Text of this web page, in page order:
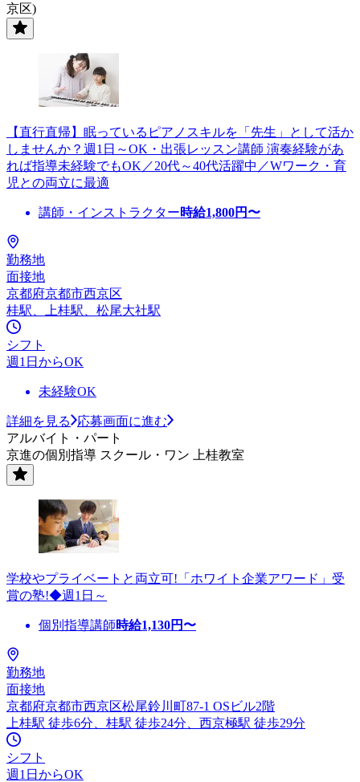
京区)
【直行直帰】眠っているピアノスキルを「先生」として活か
しませんか？週1日～OK・出張レッスン講師 演奏経験があ
れば指導未経験でもOK／20代～40代活躍中／Wワーク・育
児との両立に最適
講師・インストラクター時給1,800円〜
勤務地
面接地
京都府京都市西京区
桂駅、上桂駅、松尾大社駅
シフト
週1日からOK
未経験OK
詳細を見る
応募画面に進む
アルバイト・パート
京進の個別指導 スクール・ワン 上桂教室
学校やプライベートと両立可!「ホワイト企業アワード」受
賞の塾!◆週1日～
個別指導講師時給1,130円〜
勤務地
面接地
京都府京都市西京区松尾鈴川町87-1 OSビル2階
上桂駅 徒歩6分、桂駅 徒歩24分、西京極駅 徒歩29分
シフト
週1日からOK